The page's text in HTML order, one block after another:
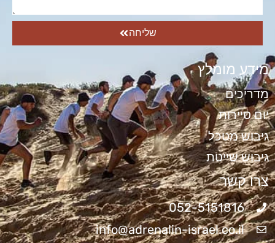
שליחה
מידע מומלץ
מדריכים
יום סיירות
גיבוש מטכל
גיבוש שייטת
צרו קשר
052-5151816
info@adrenalin-israel.co.il